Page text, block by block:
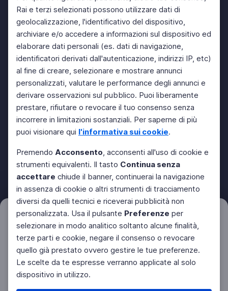
Rai e terzi selezionati possono utilizzare dati di
geolocalizzazione, l'identificativo del dispositivo,
archiviare e/o accedere a informazioni sul dispositivo ed
elaborare dati personali (es. dati di navigazione,
identificatori derivati dall'autenticazione, indirizzi IP, etc)
al fine di creare, selezionare e mostrare annunci
personalizzati, valutare le performance degli annunci e
derivare osservazioni sul pubblico. Puoi liberamente
prestare, rifiutare o revocare il tuo consenso senza
incorrere in limitazioni sostanziali. Per saperne di più
puoi visionare qui l'informativa sui cookie.
Premendo Acconsento, acconsenti all'uso di cookie e
strumenti equivalenti. Il tasto Continua senza
accettare chiude il banner, continuerai la navigazione
in assenza di cookie o altri strumenti di tracciamento
diversi da quelli tecnici e riceverai pubblicità non
personalizzata. Usa il pulsante Preferenze per
selezionare in modo analitico soltanto alcune finalità,
terze parti e cookie, negare il consenso o revocare
quello già prestato ovvero gestire le tue preferenze.
Le scelte da te espresse verranno applicate al solo
dispositivo in utilizzo.
Filtri Azzera